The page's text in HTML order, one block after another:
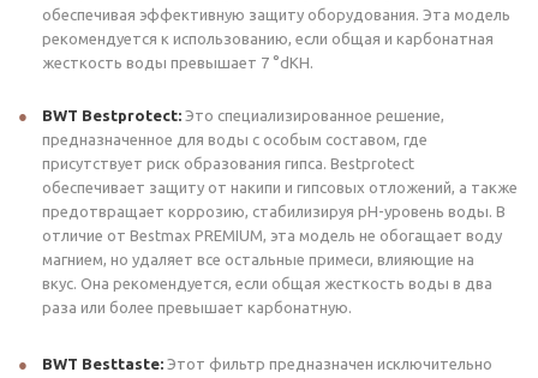
обеспечивая эффективную защиту оборудования. Эта модель
рекомендуется к использованию, если общая и карбонатная
жесткость воды превышает 7 °dKH.
BWT Bestprotect: Это специализированное решение,
предназначенное для воды с особым составом, где
присутствует риск образования гипса. Bestprotect
обеспечивает защиту от накипи и гипсовых отложений, а также
предотвращает коррозию, стабилизируя pH-уровень воды. В
отличие от Bestmax PREMIUM, эта модель не обогащает воду
магнием, но удаляет все остальные примеси, влияющие на
вкус. Она рекомендуется, если общая жесткость воды в два
раза или более превышает карбонатную.
BWT Besttaste: Этот фильтр предназначен исключительно